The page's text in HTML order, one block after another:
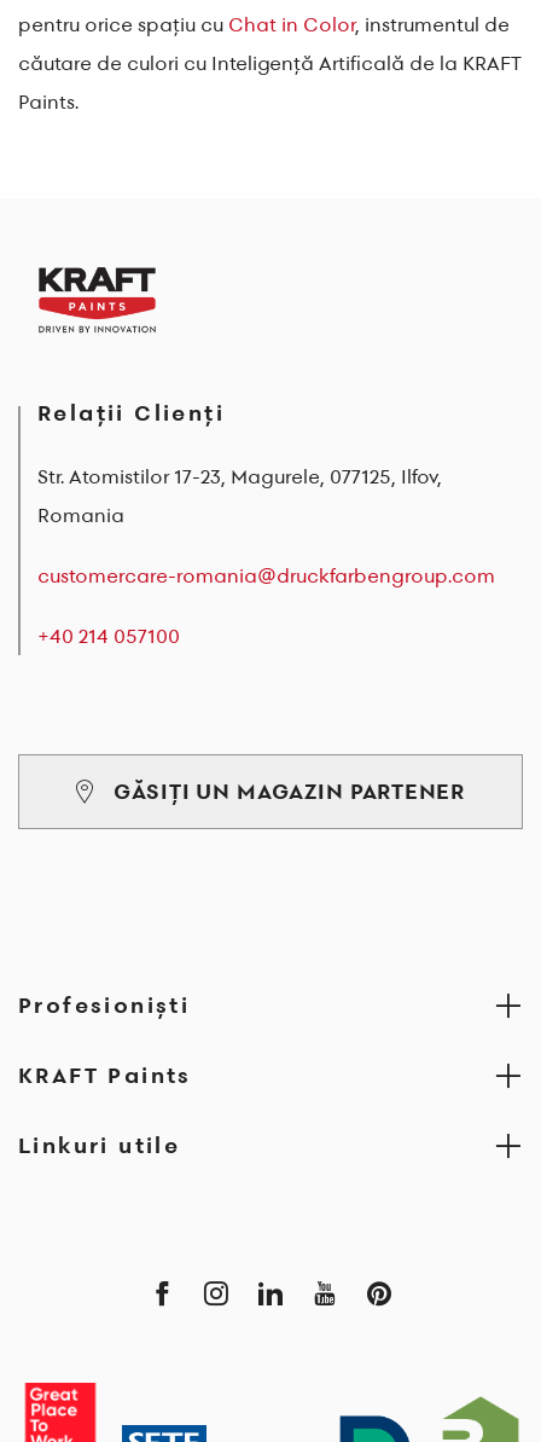
pentru orice spațiu cu Chat in Color, instrumentul de
căutare de culori cu Inteligență Artificală de la KRAFT
Paints.
Relații Clienți
Str. Atomistilor 17-23, Magurele, 077125, Ilfov,
Romania
customercare-romania@druckfarbengroup.com
+40 214 057100
GĂSIȚI UN MAGAZIN PARTENER
Profesionişti
KRAFT Paints
Linkuri utile